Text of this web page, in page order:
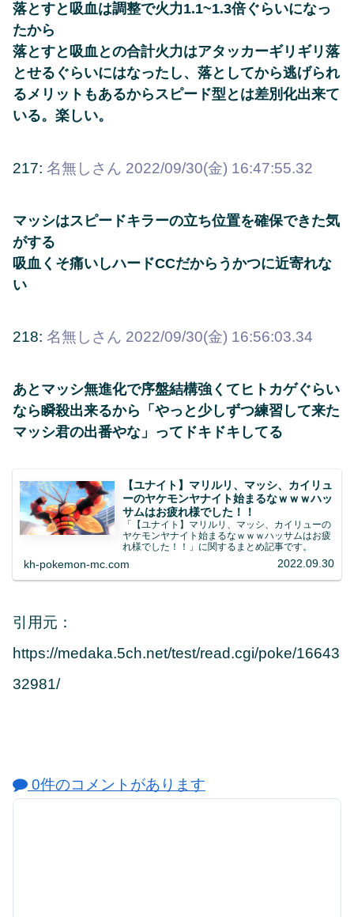
落とすと吸血は調整で火力1.1~1.3倍ぐらいになっ
たから
落とすと吸血との合計火力はアタッカーギリギリ落
とせるぐらいにはなったし、落としてから逃げられ
るメリットもあるからスピード型とは差別化出来て
いる。楽しい。
217: 名無しさん 2022/09/30(金) 16:47:55.32
マッシはスピードキラーの立ち位置を確保できた気
がする
吸血くそ痛いしハードCCだからうかつに近寄れな
い
218: 名無しさん 2022/09/30(金) 16:56:03.34
あとマッシ無進化で序盤結構強くてヒトカゲぐらい
なら瞬殺出来るから「やっと少しずつ練習して来た
マッシ君の出番やな」ってドキドキしてる
【ユナイト】マリルリ、マッシ、カイリュ
ーのヤケモンヤナイト始まるなｗｗｗハッ
サムはお疲れ様でした！！
「【ユナイト】マリルリ、マッシ、カイリューの
ヤケモンヤナイト始まるなｗｗｗハッサムはお疲
れ様でした！！」に関するまとめ記事です。
kh-pokemon-mc.com 2022.09.30
引用元：
https://medaka.5ch.net/test/read.cgi/poke/16643
32981/
0件のコメントがあります